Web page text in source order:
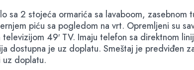
sa 2 stojeća ormarića sa lavaboom,
piću sa pogledom na vrt. Opremljeni su
49′ TV. Imaju telefon sa direktnom
dostupna je uz doplatu. Smeštaj je predviđen
doplatu.